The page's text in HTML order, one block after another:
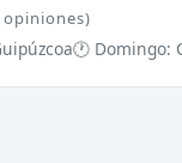
🕐 Domingo: